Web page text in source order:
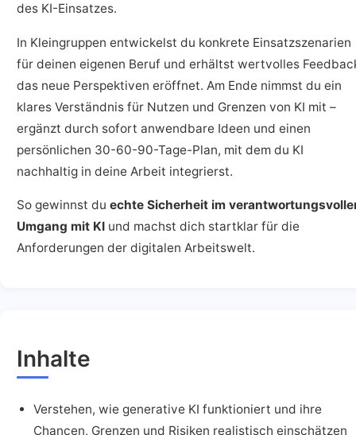
des KI-Einsatzes.
In Kleingruppen entwickelst du konkrete Einsatzszenarien
für deinen eigenen Beruf und erhältst wertvolles
das neue Perspektiven eröffnet. Am Ende nimmst du ein
klares Verständnis für Nutzen und Grenzen von KI mit –
ergänzt durch sofort anwendbare Ideen und einen
persönlichen 30-60-90-Tage-Plan, mit dem du KI
nachhaltig in deine Arbeit integrierst.
So gewinnst du echte Sicherheit im
Umgang mit KI und machst dich startklar für die
Anforderungen der digitalen Arbeitswelt.
Inhalte
Verstehen, wie generative KI funktioniert und ihre
Chancen, Grenzen und Risiken realistisch einschätzen